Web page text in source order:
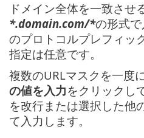
ドメイン全体を一致させ
*.domain.com/*の形式
のプロトコルプレフィッ
指定は任意です。
複数のURLマスクを一度
の値を入力をクリックし
を改行または選択した他
て入力します。